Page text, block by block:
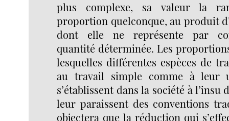
plus complexe, sa valeur la
proportion quelconque, au produit
dont elle ne représente par
quantité déterminée. Les
lesquelles différentes espèces de
au travail simple comme à leur
s’établissent dans la société à
leur paraissent des conventions
objectera que la réduction qui